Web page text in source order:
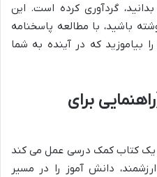
گردآوری کرده است. این
باشید، با مطالعه پاسخنامه
بیاموزید که در آینده به شما
برای
عربی 3، فراتر از یک کتاب کمک درسی عمل می کند
دانش آموز را در مسیر